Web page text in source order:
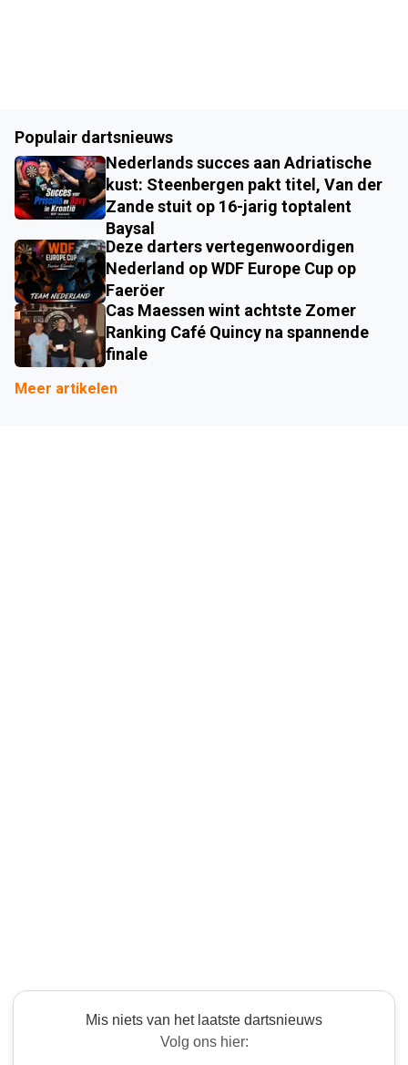
Populair dartsnieuws
Nederlands succes aan Adriatische
kust: Steenbergen pakt titel, Van der
Zande stuit op 16-jarig toptalent
Baysal
Deze darters vertegenwoordigen
Nederland op WDF Europe Cup op
Faeröer
Cas Maessen wint achtste Zomer
Ranking Café Quincy na spannende
finale
Meer artikelen
Mis niets van het laatste dartsnieuws
Volg ons hier: